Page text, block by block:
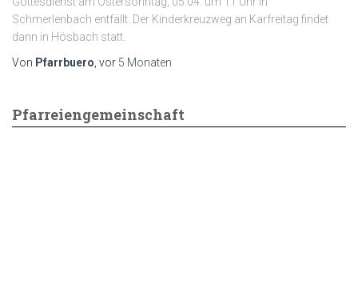
Schmerlenbach entfällt. Der Kinderkreuzweg an Karfreitag findet
dann in Hösbach statt.
Von Pfarrbuero , vor 5 Monaten
Pfarreiengemeinschaft